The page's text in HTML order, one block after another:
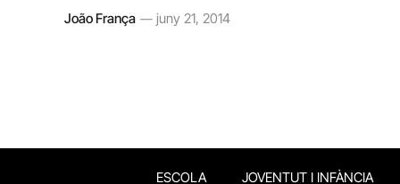
João França juny 21, 2014
ESCOLA JOVENTUT I INFÀNCIA